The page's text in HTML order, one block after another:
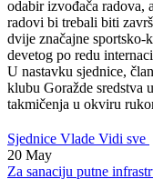
KM, predviđena je
asfaltne podloge.
U narednoj fazi,
odabir izvođača radova,
radovi bi trebali biti
dvije značajne sportsko-
devetog po redu
klubu Goražde sredstva
takmičenja u okviru